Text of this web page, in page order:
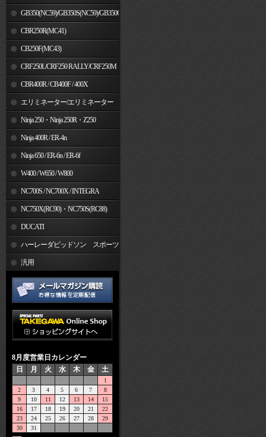
GB350(NC59)/GB350S(NC59)/GB350C(NC64)
CBR250R(MC41)
CB250F(MC43)
CRF250L/CRF250 RALLY/CRF250M
CBR400R / CB400F / 400X
エリミネーター/エリミネーター
SE Ninja 250・Ninja 250R・Z250
Ninja 400R / ER-4n
Ninja 650 / ER-6n / ER-6f
W400 / W650 / W800
NC700S / NC700X / INTEGRA
NC750X(RC90)・NC750S(RC88)
DUCATI
ハーレーダビッドソン スポーツ
スター汎用
8月度営業日カレンダー
日
月 火 水 木 金 土
1
2
3 4 5 6 7
8
9
10 11 12 13 14
15
16
17 18 19 20 21
22
23
24 25 26 27 28
29
30
31